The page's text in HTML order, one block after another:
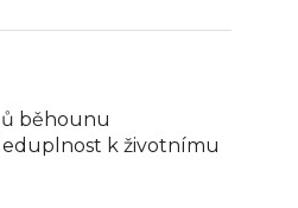
běhounu
k životnímu